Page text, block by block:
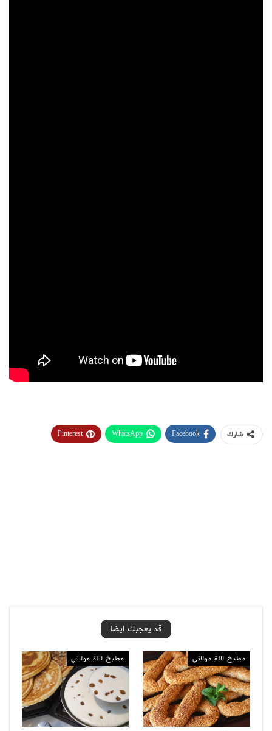
شارك Facebook
WhatsApp
Pinterest
قد يعجبك ايضا
مطبخ لالة مولاتي مطبخ لالة مولاتي